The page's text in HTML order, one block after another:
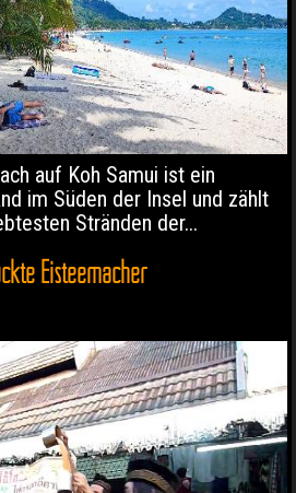
auf Koh Samui ist ein
im Süden der Insel und zählt
Stränden der...
Eisteemacher